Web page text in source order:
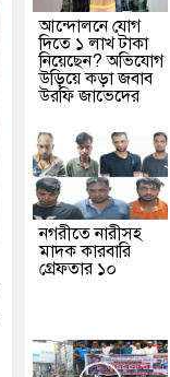
আন্দোলনে যোগ
দিতে ১ লাখ টাকা
নিয়েছেন? অভিযোগ
উড়িয়ে কড়া জবাব
উরফি জাভেদের
নগরীতে নারীসহ
মাদক কারবারি
গ্রেফতার ১০